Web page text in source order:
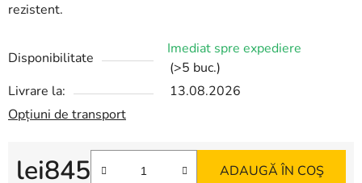
rezistent.
Disponibilitate
Imediat spre expediere
(>5 buc.)
Livrare la:
13.08.2026
Opțiuni de transport
lei845 ADAUGĂ ÎN COŞ